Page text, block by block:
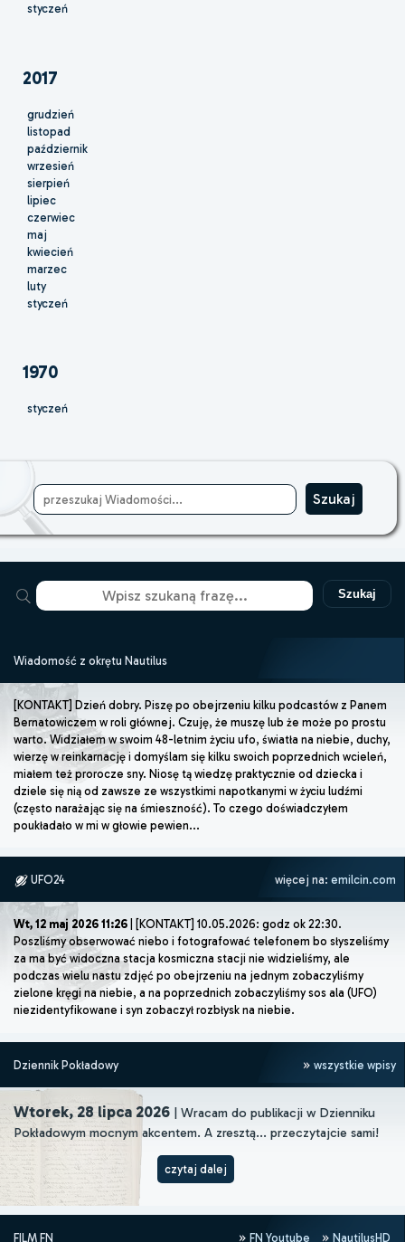
styczeń
2017
grudzień
listopad
październik
wrzesień
sierpień
lipiec
czerwiec
maj
kwiecień
marzec
luty
styczeń
1970
styczeń
Szukaj
Wiadomość z okrętu Nautilus
[KONTAKT] Dzień dobry. Piszę po obejrzeniu kilku podcastów z Panem
Bernatowiczem w roli głównej. Czuję, że muszę lub że może po prostu
warto. Widziałem w swoim 48-letnim życiu ufo, światła na niebie, duchy,
wierzę w reinkarnację i domyślam się kilku swoich poprzednich wcieleń,
miałem też prorocze sny. Niosę tą wiedzę praktycznie od dziecka i
dziele się nią od zawsze ze wszystkimi napotkanymi w życiu ludźmi
(często narażając się na śmieszność). To czego doświadczyłem
poukładało w mi w głowie pewien...
UFO24 więcej na: emilcin.com
Wt, 12 maj 2026 11:26 | [KONTAKT] 10.05.2026: godz ok 22:30.
Poszliśmy obserwować niebo i fotografować telefonem bo słyszeliśmy
za ma być widoczna stacja kosmiczna stacji nie widzieliśmy, ale
podczas wielu nastu zdjęć po obejrzeniu na jednym zobaczyliśmy
zielone kręgi na niebie, a na poprzednich zobaczyliśmy sos ala (UFO)
niezidentyfikowane i syn zobaczył rozbłysk na niebie.
Dziennik Pokładowy wszystkie wpisy
Wtorek, 28 lipca 2026 | Wracam do publikacji w Dzienniku
Pokładowym mocnym akcentem. A zresztą... przeczytajcie sami!
czytaj dalej
FILM FN FN Youtube NautilusHD